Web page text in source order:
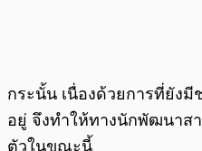
กระนั้น เนื่องด้วยการที่ยังมี
อยู่ จึงทำให้ทางนักพัฒนาส
ตัวในขณะนี้